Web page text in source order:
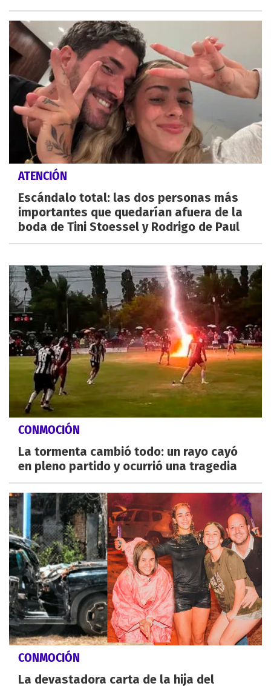
ATENCIÓN
Escándalo total: las dos personas más
importantes que quedarían afuera de la
boda de Tini Stoessel y Rodrigo de Paul
CONMOCIÓN
La tormenta cambió todo: un rayo cayó
en pleno partido y ocurrió una tragedia
CONMOCIÓN
La devastadora carta de la hija del